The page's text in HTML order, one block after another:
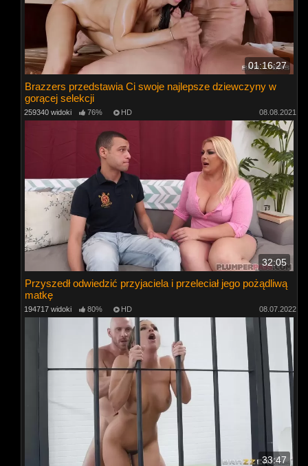
01:16:27
Brazzers przedstawia Ci swoje najlepsze dziewczyny w
gorącej selekcji
259340 widoki 76% HD 08.08.2021
32:05
Przyszedł odwiedzić przyjaciela i przeleciał jego pożądliwą
matkę
194717 widoki 80% HD 08.07.2022
33:47